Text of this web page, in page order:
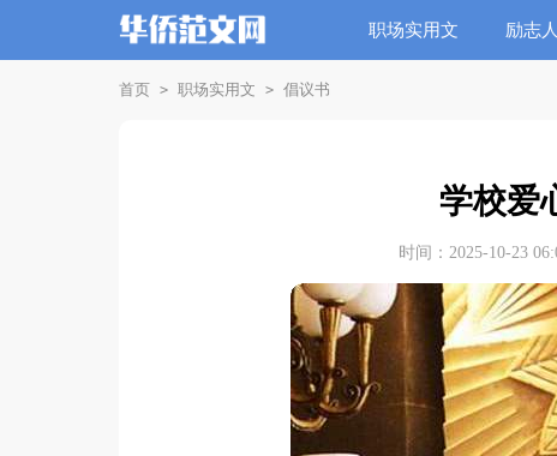
职场实用文 励志
首页 > 职场实用文 > 倡议书
学校爱
时间：2025-10-23